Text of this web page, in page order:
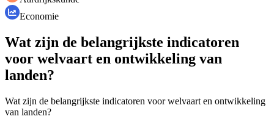
Economie
Wat zijn de belangrijkste indicatoren
voor welvaart en ontwikkeling van
landen?
Wat zijn de belangrijkste indicatoren voor welvaart en ontwikkeling
van landen?